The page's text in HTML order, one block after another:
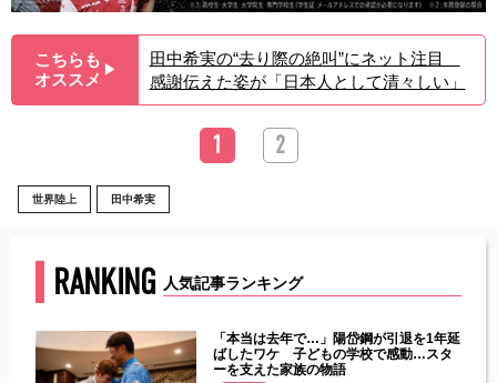
こちらも
オススメ ▶︎
田中希実の“去り際の絶叫”にネット注目
感謝伝えた姿が「日本人として清々しい」
1 2
世界陸上 田中希実
RANKING 人気記事ランキング
「本当は去年で…」陽岱鋼が引退を1年延
ばしたワケ 子どもの学校で感動…スタ
ーを支えた家族の物語